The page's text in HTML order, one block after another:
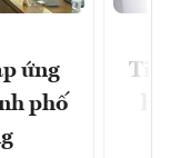
ứng
phố